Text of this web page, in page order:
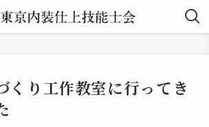
くり工作教室に行ってき